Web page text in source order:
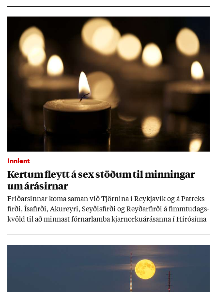
Innlent
Kert­um fleytt á sex stöð­um til minn­ing­ar
um árás­irn­ar
Frið­arsinn­ar koma sam­an við Tjörn­ina í Reykja­vík og á Pat­reks­
firði, Ísa­firði, Ak­ur­eyri, Seyð­is­firði og Reyð­ar­firði á fimmtu­dags­
kvöld til að minn­ast fórn­ar­lamba kjarn­orku­árás­anna í Hírósíma